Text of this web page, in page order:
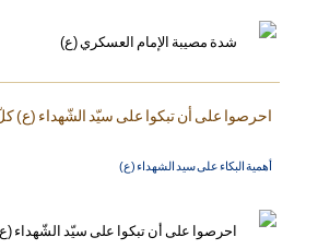
احرصوا على أن تبكوا على سيّد الشّهداء (ع)
أهمية البكاء على سيد الشهداء (ع)